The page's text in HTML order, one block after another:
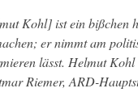
Kohl] ist ein bißchen
er nimmt am
lässt. Hel­mut
Riemer, ARD-